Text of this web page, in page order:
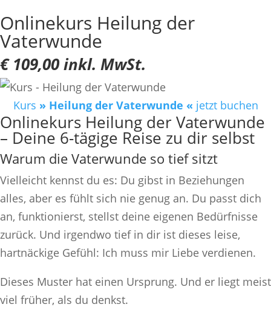
Onlinekurs Heilung der
Vaterwunde
€ 109,00 inkl. MwSt.
Kurs » Heilung der Vaterwunde « jetzt buchen
Onlinekurs Heilung der Vaterwunde
– Deine 6-tägige Reise zu dir selbst
Warum die Vaterwunde so tief sitzt
Vielleicht kennst du es: Du gibst in Beziehungen
alles, aber es fühlt sich nie genug an. Du passt dich
an, funktionierst, stellst deine eigenen Bedürfnisse
zurück. Und irgendwo tief in dir ist dieses leise,
hartnäckige Gefühl: Ich muss mir Liebe verdienen.
Dieses Muster hat einen Ursprung. Und er liegt meist
viel früher, als du denkst.